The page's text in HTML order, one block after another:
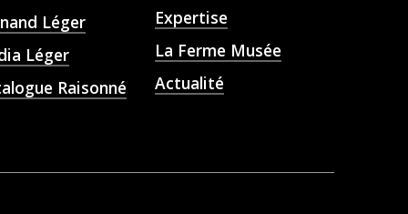
Léger
Léger
Raisonné
Expertise
La Ferme Musée
Actualité